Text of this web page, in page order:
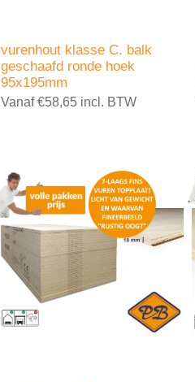
vurenhout klasse C. balk
geschaafd ronde hoek
95x195mm
Vanaf €58,65 incl. BTW